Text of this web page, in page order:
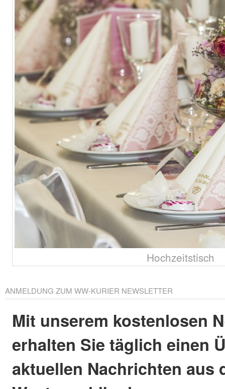
Hochzeitstisch
ANMELDUNG ZUM WW-KURIER NEWSLETTER
Mit unserem kostenlosen
erhalten Sie täglich einen
aktuellen Nachrichten aus